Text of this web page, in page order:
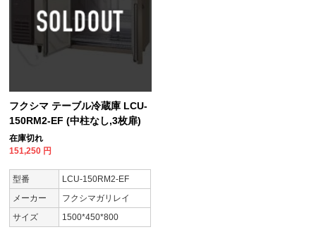
フクシマ テーブル冷蔵庫 LCU-
150RM2-EF (中柱なし,3枚扉)
在庫切れ
151,250 円
型番
LCU-150RM2-EF
メーカー
フクシマガリレイ
サイズ
1500*450*800